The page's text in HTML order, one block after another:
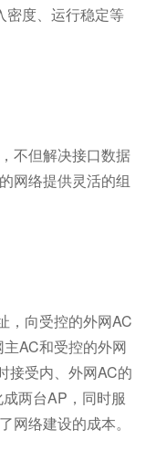
密度、运行稳定等
不但解决接口数据
网络提供灵活的组
向受控的外网AC
AC和受控的外网
接受内、外网AC的
两台AP，同时服
网络建设的成本。